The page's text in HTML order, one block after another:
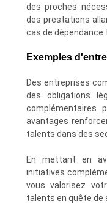
des proches
des prestations
cas de dépendance
Exemples
Des entreprises
des obligations
avantages
talents dans des
En mettant en
initiatives
vous valorisez
talents en quête de